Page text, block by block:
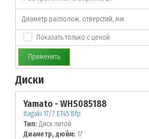
Диаметр располож. отверстий, мм
Показать только с ценой
Применить
Диски
Yamato - WHS085188
Itagaki 17/7 ET45 Bfp
Тип: Диск литой
Диаметр, дюйм: 17
По заданным параметрам товары не найдены!